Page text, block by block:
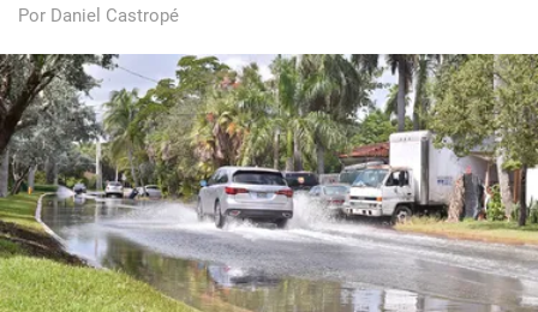
Por Daniel Castropé